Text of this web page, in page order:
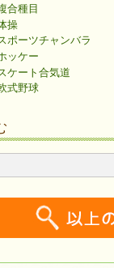
合種目
操
ポーツチャンバラ
ッケー
ケート合気道
式野球